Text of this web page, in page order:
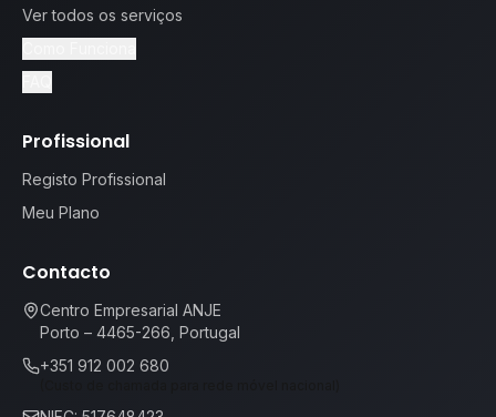
Ver todos os serviços
Profissional
Registo Profissional
Meu Plano
Contacto
Centro Empresarial ANJE
Porto – 4465-266, Portugal
+351 912 002 680